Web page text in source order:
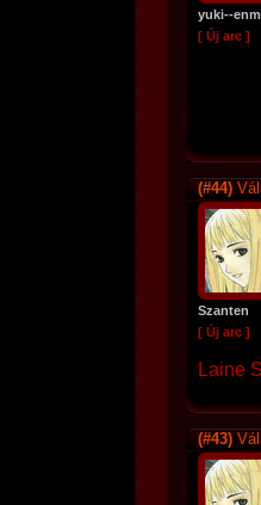
yuki--
[ Új arc ]
(#44)
Szanten
[ Új arc ]
Laine
(#43)